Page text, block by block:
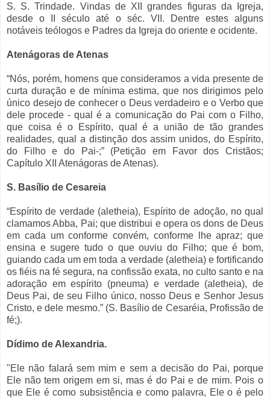
S. S. Trindade. Vindas de XII grandes figuras da Igreja,
desde o II século até o séc. VII. Dentre estes alguns
notáveis teólogos e Padres da Igreja do oriente e ocidente.
Atenágoras de Atenas
“Nós, porém, homens que consideramos a vida presente de
curta duração e de mínima estima, que nos dirigimos pelo
único desejo de conhecer o Deus verdadeiro e o Verbo que
dele procede - qual é a comunicação do Pai com o Filho,
que coisa é o Espírito, qual é a união de tão grandes
realidades, qual a distinção dos assim unidos, do Espírito,
do Filho e do Pai-;” (Petição em Favor dos Cristãos;
Capítulo XII Atenágoras de Atenas).
S. Basílio de Cesareia
“Espírito de verdade (aletheia), Espírito de adoção, no qual
clamamos Abba, Pai; que distribui e opera os dons de Deus
em cada um conforme convém, conforme lhe apraz; que
ensina e sugere tudo o que ouviu do Filho; que é bom,
guiando cada um em toda a verdade (aletheia) e fortificando
os fiéis na fé segura, na confissão exata, no culto santo e na
adoração em espírito (pneuma) e verdade (aletheia), de
Deus Pai, de seu Filho único, nosso Deus e Senhor Jesus
Cristo, e dele mesmo.” (S. Basílio de Cesaréia, Profissão de
fé;).
Dídimo de Alexandria.
"Ele não falará sem mim e sem a decisão do Pai, porque
Ele não tem origem em si, mas é do Pai e de mim. Pois o
que Ele é como subsistência e como palavra, Ele o é pelo